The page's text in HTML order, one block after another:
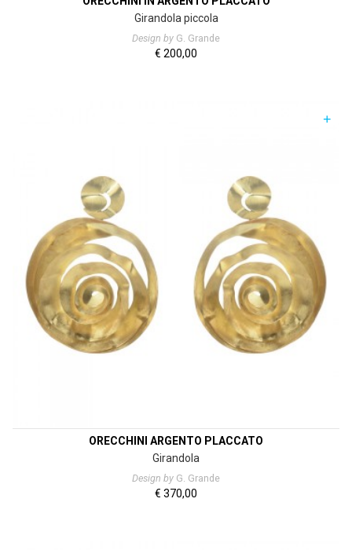
Girandola piccola
Design by G. Grande
€ 200,00
+
ORECCHINI ARGENTO PLACCATO
Girandola
Design by G. Grande
€ 370,00